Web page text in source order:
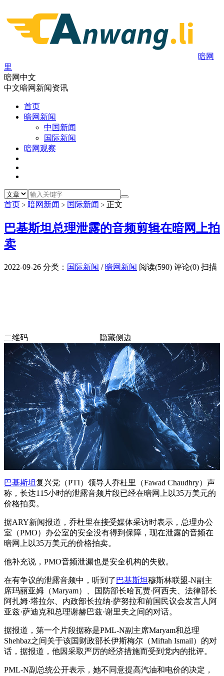
暗网
里
暗网中文
中文暗网新闻资讯
首页
暗网新闻
中国新闻
国际新闻
暗网观察
首页 > 暗网新闻 > 国际新闻 > 正文
巴基斯坦总理泄露的音频剪辑在暗网上拍
卖
2022-09-26 分类： 国际新闻 / 暗网新闻 阅读(590) 评论(0) 扫描
二维码 隐藏侧边
巴基斯坦复兴党（PTI）领导人乔杜里（Fawad Chaudhry）声
称，长达115小时的泄露音频片段已经在暗网上以35万美元的
价格拍卖。
据ARY新闻报道，乔杜里在接受媒体采访时表示，总理办公
室（PMO）办公室的安全没有得到保障，现在泄露的音频在
暗网上以35万美元的价格拍卖。
他补充说，PMO音频泄漏也是安全机构的失败。
在有争议的泄露音频中，听到了 巴基斯坦穆斯林联盟-N副主
席玛丽亚姆（Maryam）、国防部长哈瓦贾·阿西夫、法律部长
阿扎姆·塔拉尔、内政部长拉纳·萨努拉和前国民议会发言人阿
亚兹·萨迪克和总理谢赫巴兹·谢里夫之间的对话。
据报道，第一个片段据称是PML-N副主席Maryam和总理
Shehbaz之间关于该国财政部长伊斯梅尔（Miftah Ismail）的对
话，据报道，他因采取严厉的经济措施而受到党内的批评。
PML-N副总统公开表示，她不同意提高汽油和电价的决定，